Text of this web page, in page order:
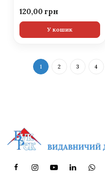
120,00
У кошик
1 2 3 4